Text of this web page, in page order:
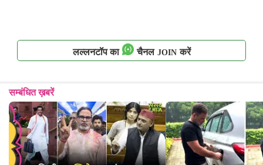
लल्लनटॉप का चैनल JOIN करें
सम्बंधित ख़बरें